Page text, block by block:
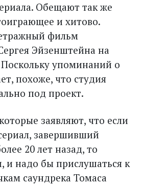
Обещают так же
и хитово.
фильм
Эйзенштейна на
упоминаний о
похоже, что студия
под проект.
заявляют, что если
завершивший
20 лет назад, то
и надо бы прислушаться к
саундрека Томаса